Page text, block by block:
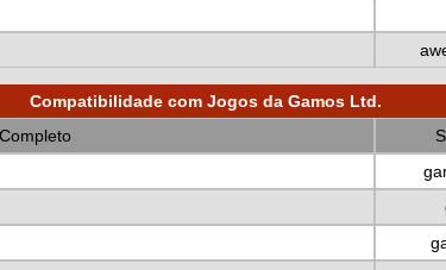
Compatibilidade com Jogos da Gamos Ltd.